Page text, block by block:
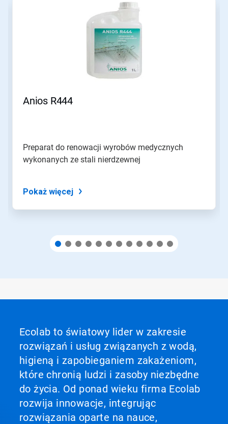
slajdu.
Anios R444
Preparat do renowacji wyrobów medycznych
wykonanych ze stali nierdzewnej
Pokaż więcej
Ecolab to światowy lider w zakresie
rozwiązań i usług związanych z wodą,
higieną i zapobieganiem zakażeniom,
które chronią ludzi i zasoby niezbędne
do życia. Od ponad wieku firma Ecolab
rozwija innowacje, integrując
rozwiązania oparte na nauce,